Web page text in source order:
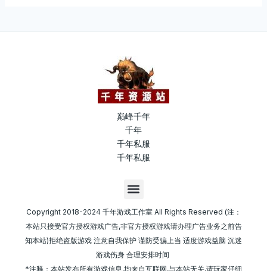
巅峰千年
千年
千年私服
千年私服
M
e
n
u
Copyright 2018-2024 千年游戏工作室 All Rights Reserved (注：
本站只接受官方授权游戏广告,非官方授权游戏请办理广告业务之前告
知本站)拒绝盗版游戏 注意自我保护 谨防受骗上当 适度游戏益脑 沉迷
游戏伤身 合理安排时间
*注释：本站发布所有游戏信息,均来自互联网,与本站无关,请玩家仔细